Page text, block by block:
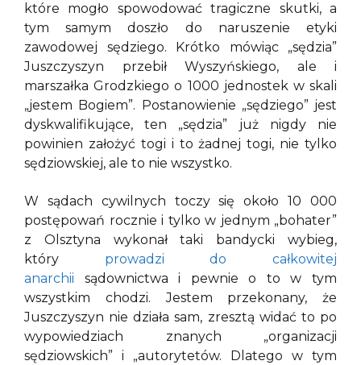
które mogło spowodować tragiczne skutki, a
tym samym doszło do naruszenie etyki
zawodowej sędziego. Krótko mówiąc „sędzia”
Juszczyszyn przebił Wyszyńskiego, ale i
marszałka Grodzkiego o 1000 jednostek w skali
„jestem Bogiem”. Postanowienie „sędziego” jest
dyskwalifikujące, ten „sędzia” już nigdy nie
powinien założyć togi i to żadnej togi, nie tylko
sędziowskiej, ale to nie wszystko.
W sądach cywilnych toczy się około 10 000
postępowań rocznie i tylko w jednym „bohater”
z Olsztyna wykonał taki bandycki wybieg,
który prowadzi do całkowitej
anarchii sądownictwa i pewnie o to w tym
wszystkim chodzi. Jestem przekonany, że
Juszczyszyn nie działa sam, zresztą widać to po
wypowiedziach znanych „organizacji
sędziowskich” i „autorytetów. Dlatego w tym